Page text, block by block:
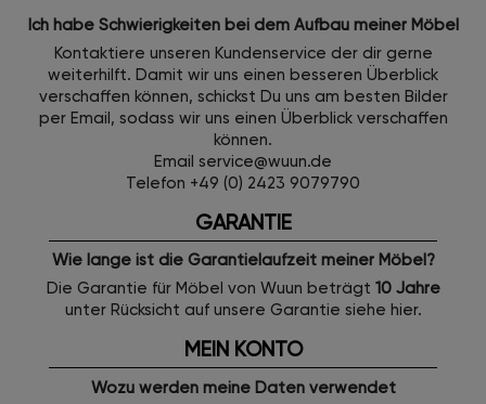
Ich habe Schwierigkeiten bei dem Aufbau meiner Möbel
Kontaktiere unseren Kundenservice der dir gerne
weiterhilft. Damit wir uns einen besseren Überblick
verschaffen können, schickst Du uns am besten Bilder
per Email, sodass wir uns einen Überblick verschaffen
können.
Email service@wuun.de
Telefon +49 (0) 2423 9079790
GARANTIE
Wie lange ist die Garantielaufzeit meiner Möbel?
Die Garantie für Möbel von Wuun beträgt 10 Jahre
unter Rücksicht auf unsere Garantie siehe hier.
MEIN KONTO
Wozu werden meine Daten verwendet